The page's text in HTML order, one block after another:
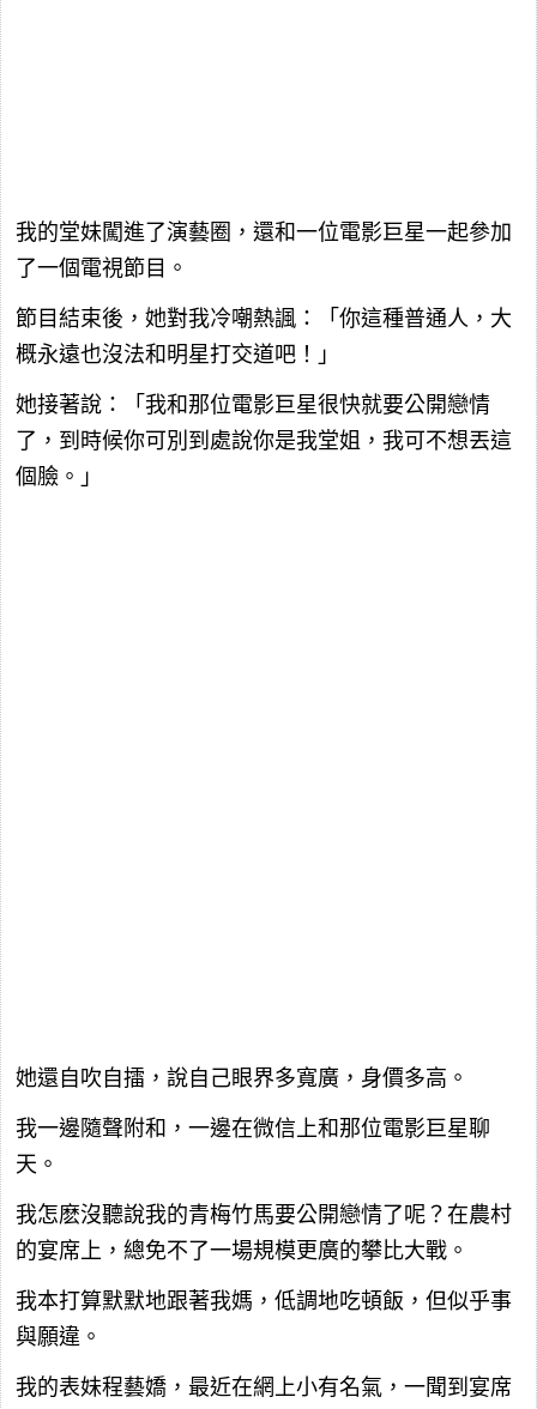
我的堂妹闖進了演藝圈，還和一位電影巨星一起參加
了一個電視節目。
節目結束後，她對我冷嘲熱諷：「你這種普通人，大
概永遠也沒法和明星打交道吧！」
她接著說：「我和那位電影巨星很快就要公開戀情
了，到時候你可別到處說你是我堂姐，我可不想丟這
個臉。」
她還自吹自擂，說自己眼界多寬廣，身價多高。
我一邊隨聲附和，一邊在微信上和那位電影巨星聊
天。
我怎麽沒聽說我的青梅竹馬要公開戀情了呢？在農村
的宴席上，總免不了一場規模更廣的攀比大戰。
我本打算默默地跟著我媽，低調地吃頓飯，但似乎事
與願違。
我的表妹程藝嬌，最近在網上小有名氣，一聞到宴席